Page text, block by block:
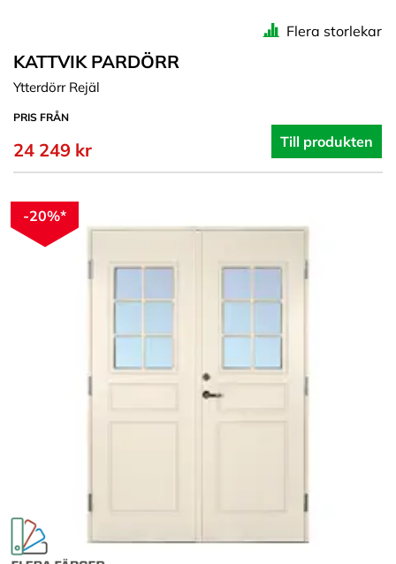
Flera storlekar
KATTVIK PARDÖRR
Ytterdörr Rejäl
PRIS FRÅN
24 249 kr Till produkten
-20%*